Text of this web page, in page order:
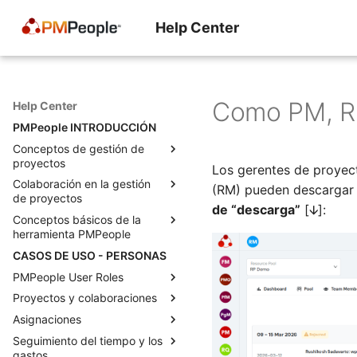
Help Center
Help Center
PMPeople INTRODUCCIÓN
Conceptos de gestión de
proyectos
La economía del proyecto
El momento decisivo para un
director de proyecto
Lo que los gerentes realmente
quieren decir cuando nos
“empoderan” como gerentes
de proyecto
Tres tipos de habilidades para
un PM
Anticipándose a los
Colaboración en la gestión
de proyectos
Roles para la gestión
profesional de proyectos
Estados para solicitudes y
proyectos
Cómo agregar muchos
proyectos
Objetos para la gestión
profesional de proyectos
Conceptos básicos de la
herramienta PMPeople
Una herramienta para todos
los proyectos
Modelo de negocio de
PMPeople
Roles de administrador y
propietario de la organización
CASOS DE USO - PERSONAS
PMPeople User Roles
Functional Manager
Project Management Office
Portfolio Manager
Proyectos y colaboraciones
Equipos de proyecto en
PMPeople
Asignaciones
Asignaciones con PMPeople
Seguimiento del tiempo y los
Como PM,
Los gerentes de
(RM) pueden
de “descarga” [🡫]: